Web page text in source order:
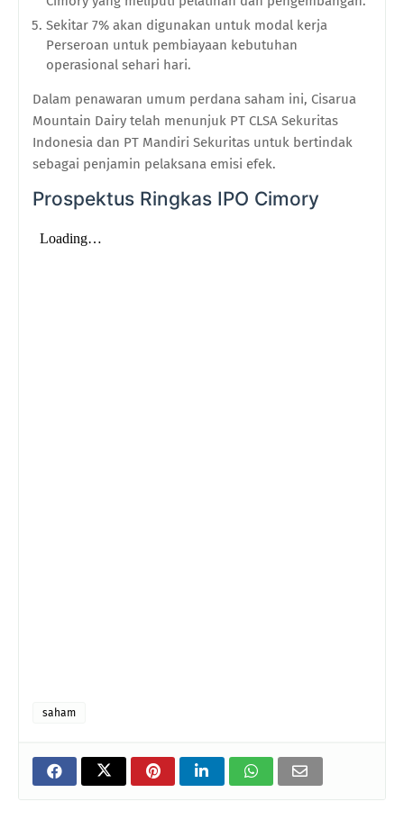
Sekitar 7% akan digunakan untuk modal kerja
Perseroan untuk pembiayaan kebutuhan
operasional sehari hari.
Dalam penawaran umum perdana saham ini, Cisarua
Mountain Dairy telah menunjuk PT CLSA Sekuritas
Indonesia dan PT Mandiri Sekuritas untuk bertindak
sebagai penjamin pelaksana emisi efek.
Prospektus Ringkas IPO Cimory
saham